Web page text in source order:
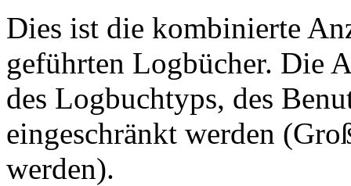
Dies ist die kombinierte
geführten Logbücher. Die
des Logbuchtyps, des
eingeschränkt werden
werden).